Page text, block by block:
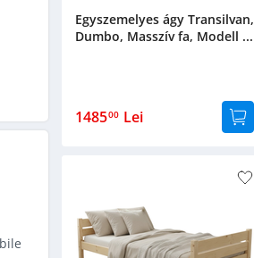
Egyszemelyes ágy Transilvan,
Dumbo, Masszív fa, Modell ...
148500 Lei